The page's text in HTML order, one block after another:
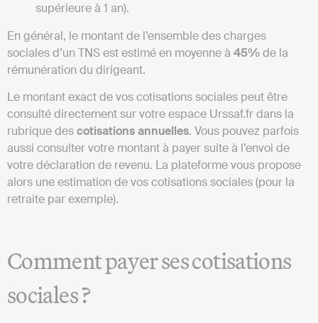
supérieure à 1 an).
En général, le montant de l’ensemble des charges
sociales d’un TNS est estimé en moyenne à 45%de la
rémunération du dirigeant.
Le montant exact de vos cotisations sociales peut être
consulté directement sur votre espace Urssaf.fr dans la
rubrique descotisations annuelles. Vous pouvez parfois
aussi consulter votre montant à payer suite à l’envoi de
votre déclaration de revenu. La plateforme vous propose
alors une estimation de vos cotisations sociales (pour la
retraite par exemple).
Comment payer ses cotisations
sociales ?